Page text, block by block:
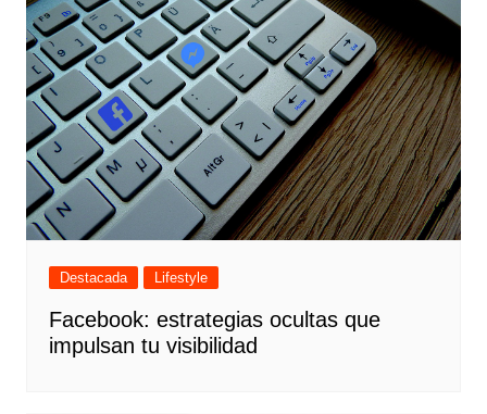
Destacada Lifestyle
Facebook: estrategias ocultas que
impulsan tu visibilidad